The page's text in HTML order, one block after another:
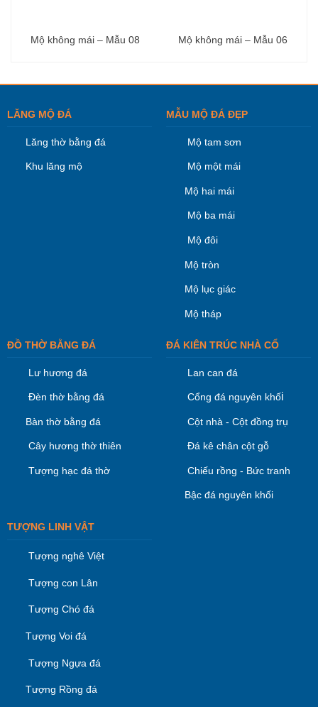
Mộ không mái – Mẫu 08 Mộ không mái – Mẫu 06
LĂNG MỘ ĐÁ
Lăng thờ bằng đá
Khu lăng mộ
MẪU MỘ ĐÁ ĐẸP
Mộ tam sơn
Mộ một mái
Mộ hai mái
Mộ ba mái
Mộ đôi
Mộ tròn
Mộ lục giác
Mộ tháp
ĐỒ THỜ BẰNG ĐÁ
Lư hương đá
Đèn thờ bằng đá
Bàn thờ bằng đá
Cây hương thờ thiên
Tượng hạc đá thờ
ĐÁ KIÊN TRÚC NHÀ CỔ
Lan can đá
Cổng đá nguyên khối
Cột nhà - Cột đồng trụ
Đá kê chân cột gỗ
Chiếu rồng - Bức tranh
Bậc đá nguyên khối
TƯỢNG LINH VẬT
Tượng nghê Việt
Tượng con Lân
Tượng Chó đá
Tượng Voi đá
Tượng Ngựa đá
Tượng Rồng đá